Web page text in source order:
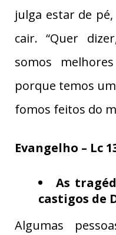
julga estar de
cair. “Quer
somos
porque temos
fomos feitos do
Evangelho – Lc
As
castigos de
Algumas